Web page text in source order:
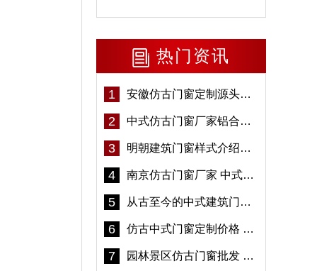
热门资讯
1 安徽仿古门窗定制源头厂家 好打理免维护-冠墅阳光
2 中式仿古门窗厂家铝合金仿古门窗定制 5年质保
3 明朝建筑门窗样式介绍——冠墅阳光
4 南京仿古门窗厂家 中式仿古门窗定制 节能防水
5 从古至今的中式建筑门窗到底有多美「冠墅阳光」
6 仿古中式门窗定制价格 铝合金仿古门窗报价
7 园林景区仿古门窗批发 铝合金仿古门窗采购-冠墅阳光